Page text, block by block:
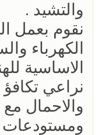
والتشيد .
نقوم بعمل
الكهرباء
الاساسية
نراعي تكافؤ
والاحمال
ومستودعات